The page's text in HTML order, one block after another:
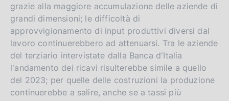
grazie alla maggiore accumulazione delle aziende di
grandi dimensioni; le difficoltà di
approvvigionamento di input produttivi diversi dal
lavoro continuerebbero ad attenuarsi. Tra le aziende
del terziario intervistate dalla Banca d'Italia
l'andamento dei ricavi risulterebbe simile a quello
del 2023; per quelle delle costruzioni la produzione
continuerebbe a salire, anche se a tassi più